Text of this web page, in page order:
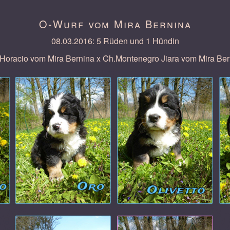
O-Wurf vom Mira Bernina
08.03.2016: 5 Rüden und 1 Hündin
vom Mira Bernina x Ch.Montenegro Jiara vom Mira